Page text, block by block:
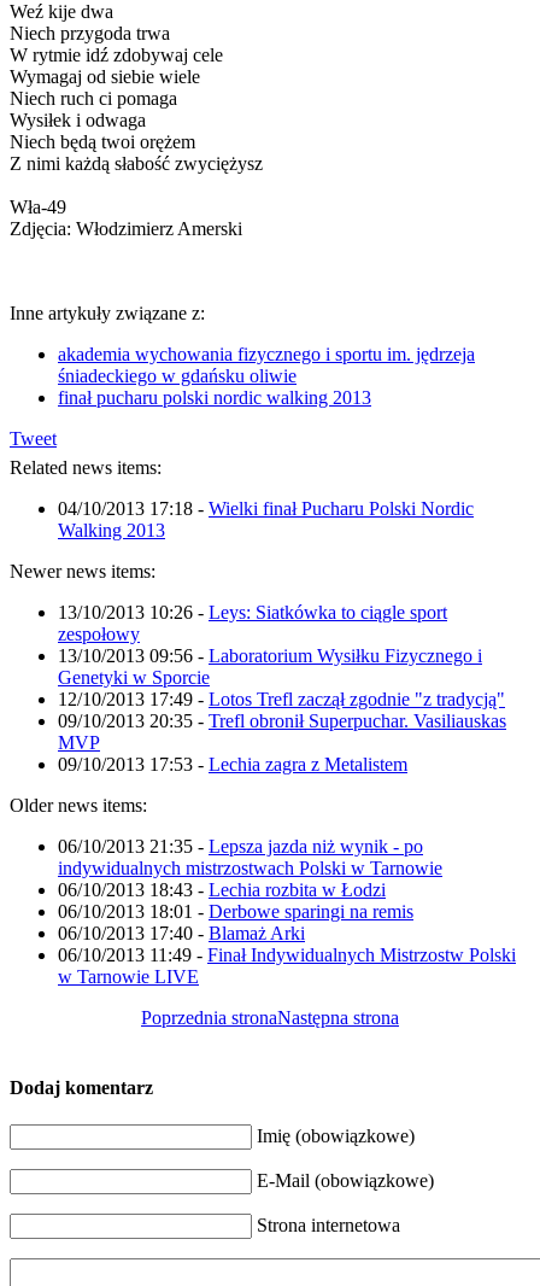
Weź kije dwa
Niech przygoda trwa
W rytmie idź zdobywaj cele
Wymagaj od siebie wiele
Niech ruch ci pomaga
Wysiłek i odwaga
Niech będą twoi orężem
Z nimi każdą słabość zwyciężysz
Wła-49
Zdjęcia: Włodzimierz Amerski
Inne artykuły związane z:
akademia wychowania fizycznego i sportu im. jędrzeja
śniadeckiego w gdańsku oliwie
finał pucharu polski nordic walking 2013
Tweet
Related news items:
04/10/2013 17:18 - Wielki finał Pucharu Polski Nordic
Walking 2013
Newer news items:
13/10/2013 10:26 - Leys: Siatkówka to ciągle sport
zespołowy
13/10/2013 09:56 - Laboratorium Wysiłku Fizycznego i
Genetyki w Sporcie
12/10/2013 17:49 - Lotos Trefl zaczął zgodnie "z tradycją"
09/10/2013 20:35 - Trefl obronił Superpuchar. Vasiliauskas
MVP
09/10/2013 17:53 - Lechia zagra z Metalistem
Older news items:
06/10/2013 21:35 - Lepsza jazda niż wynik - po
indywidualnych mistrzostwach Polski w Tarnowie
06/10/2013 18:43 - Lechia rozbita w Łodzi
06/10/2013 18:01 - Derbowe sparingi na remis
06/10/2013 17:40 - Blamaż Arki
06/10/2013 11:49 - Finał Indywidualnych Mistrzostw Polski
w Tarnowie LIVE
Poprzednia stronaNastępna strona
Dodaj komentarz
Imię (obowiązkowe)
E-Mail (obowiązkowe)
Strona internetowa